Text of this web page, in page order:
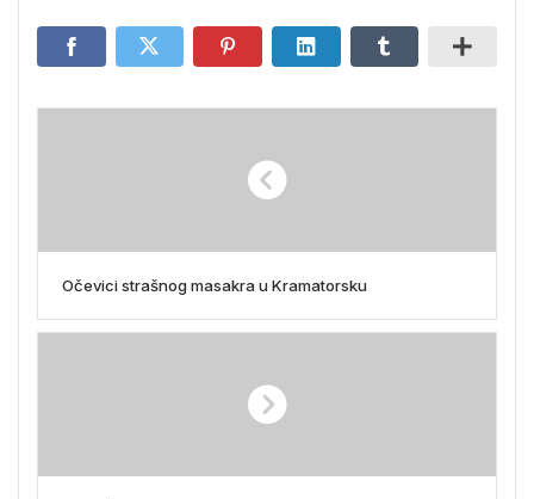
Očevici strašnog masakra u Kramatorsku